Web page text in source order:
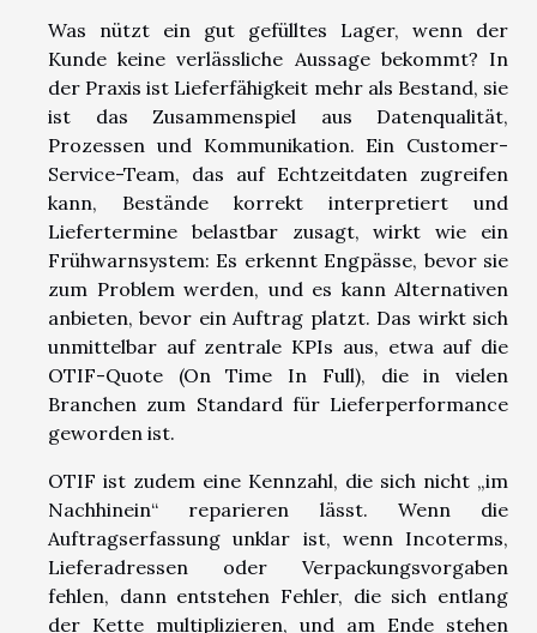
Was nützt ein gut gefülltes Lager, wenn der
Kunde keine verlässliche Aussage bekommt? In
der Praxis ist Lieferfähigkeit mehr als Bestand, sie
ist das Zusammenspiel aus Datenqualität,
Prozessen und Kommunikation. Ein Customer-
Service-Team, das auf Echtzeitdaten zugreifen
kann, Bestände korrekt interpretiert und
Liefertermine belastbar zusagt, wirkt wie ein
Frühwarnsystem: Es erkennt Engpässe, bevor sie
zum Problem werden, und es kann Alternativen
anbieten, bevor ein Auftrag platzt. Das wirkt sich
unmittelbar auf zentrale KPIs aus, etwa auf die
OTIF-Quote (On Time In Full), die in vielen
Branchen zum Standard für Lieferperformance
geworden ist.
OTIF ist zudem eine Kennzahl, die sich nicht „im
Nachhinein“ reparieren lässt. Wenn die
Auftragserfassung unklar ist, wenn Incoterms,
Lieferadressen oder Verpackungsvorgaben
fehlen, dann entstehen Fehler, die sich entlang
der Kette multiplizieren, und am Ende stehen